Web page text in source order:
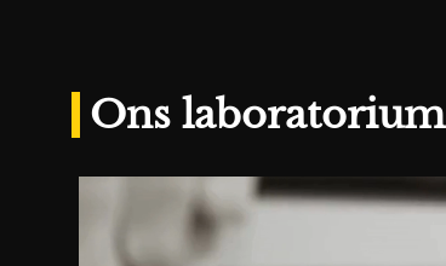
Ons laboratorium